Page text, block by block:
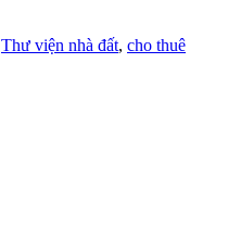
Thư viện nhà đất, cho thuê